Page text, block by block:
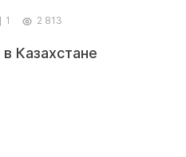
1 2 813
Казахстане